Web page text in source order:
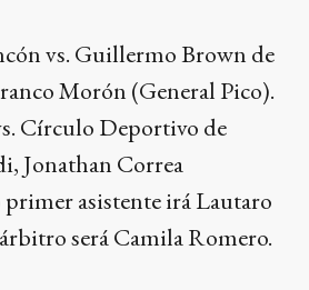
vs. Guillermo Brown de
Morón (General Pico).
Círculo Deportivo de
Jonathan Correa
asistente irá Lautaro
será Camila Romero.